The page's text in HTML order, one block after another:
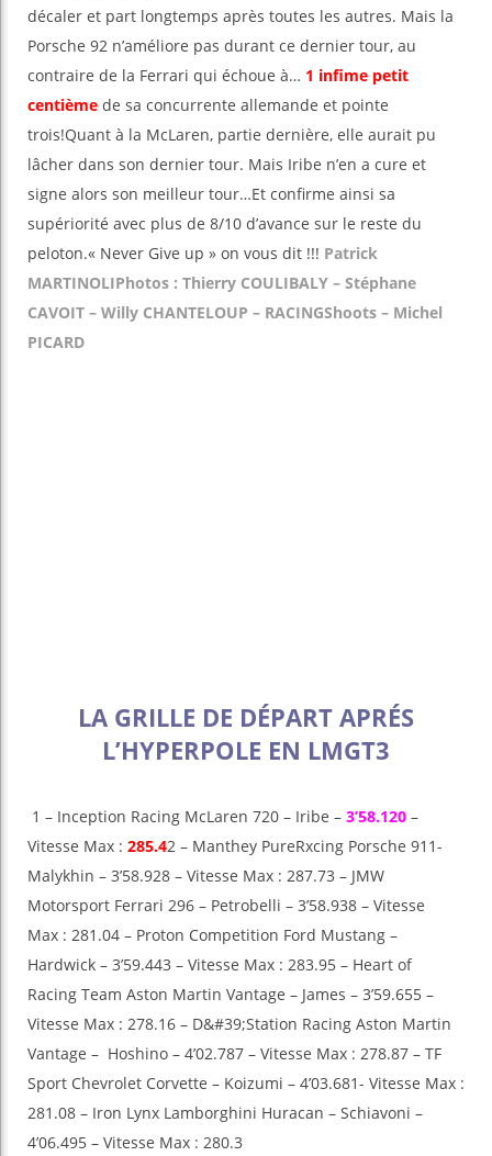
décaler et part longtemps après toutes les autres. Mais la
Porsche 92 n’améliore pas durant ce dernier tour, au
contraire de la Ferrari qui échoue à… 1 infime petit
centième de sa concurrente allemande et pointe
trois!Quant à la McLaren, partie dernière, elle aurait pu
lâcher dans son dernier tour. Mais Iribe n’en a cure et
signe alors son meilleur tour…Et confirme ainsi sa
supériorité avec plus de 8/10 d’avance sur le reste du
peloton.« Never Give up » on vous dit !!! Patrick
MARTINOLIPhotos : Thierry COULIBALY – Stéphane
CAVOIT – Willy CHANTELOUP – RACINGShoots – Michel
PICARD
LA GRILLE DE DÉPART APRÉS
L’HYPERPOLE EN LMGT3
1 – Inception Racing McLaren 720 – Iribe – 3’58.120 –
Vitesse Max : 285.42 – Manthey PureRxcing Porsche 911-
Malykhin – 3’58.928 – Vitesse Max : 287.73 – JMW
Motorsport Ferrari 296 – Petrobelli – 3’58.938 – Vitesse
Max : 281.04 – Proton Competition Ford Mustang –
Hardwick – 3’59.443 – Vitesse Max : 283.95 – Heart of
Racing Team Aston Martin Vantage – James – 3’59.655 –
Vitesse Max : 278.16 – D&#39;Station Racing Aston Martin
Vantage – Hoshino – 4’02.787 – Vitesse Max : 278.87 – TF
Sport Chevrolet Corvette – Koizumi – 4’03.681- Vitesse Max :
281.08 – Iron Lynx Lamborghini Huracan – Schiavoni –
4’06.495 – Vitesse Max : 280.3